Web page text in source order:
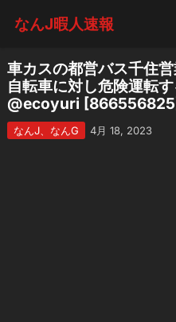
なんJ暇人速報
車カスの都営バス千住
自転車に対し危険運転
@ecoyuri
なんJ、なんG 4月 18, 2023